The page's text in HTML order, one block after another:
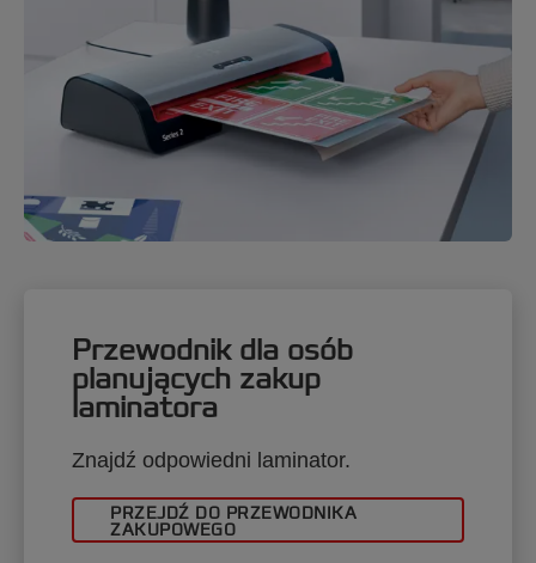
Przewodnik dla osób
planujących zakup
laminatora
Znajdź odpowiedni laminator.
PRZEJDŹ DO PRZEWODNIKA
ZAKUPOWEGO